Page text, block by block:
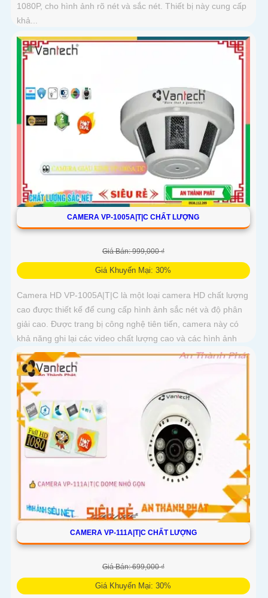
1080P, cho hình ảnh rõ nét và sắc nét. Thiết bị này cung cấp
khả...
CAMERA VP-1005A|T|C CHẤT LƯỢNG
Giá Bán: 999,000 ₫
Giá Khuyến Mại: 30%
Camera HD VP-1005A|T|C là một loại camera HD chất lượng
cao được thiết kế để cung cấp hình ảnh sắc nét và độ phân
giải cao. Được trang bị công nghệ tiên tiến, camera này có
khả năng ghi lại các video chất lượng cao và các hình ảnh
chi tiết
CAMERA VP-111A|T|C CHẤT LƯỢNG
Giá Bán: 699,000 ₫
Giá Khuyến Mại: 30%